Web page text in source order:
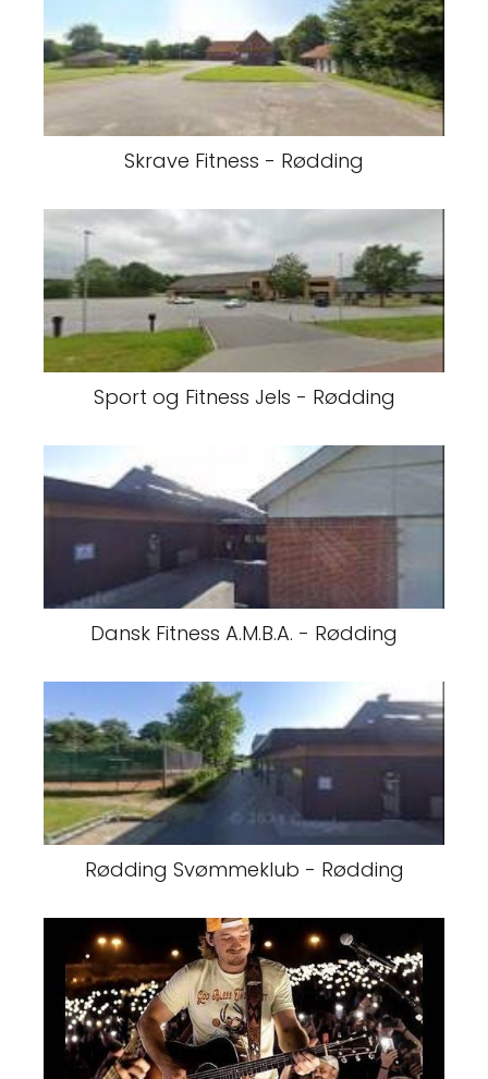
Skrave Fitness - Rødding
Sport og Fitness Jels - Rødding
Dansk Fitness A.M.B.A. - Rødding
Rødding Svømmeklub - Rødding